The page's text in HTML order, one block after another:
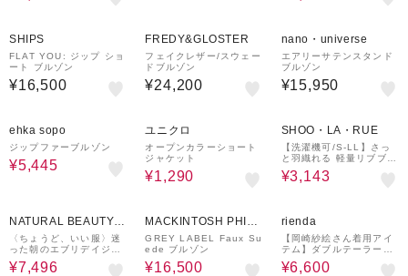
SHIPS
FLAT YOU: ジップ ショ
ート ブルゾン
¥16,500
FREDY&GLOSTER
フェイクレザー/スウェー
ドブルゾン
¥24,200
nano・universe
エアリーサテンスタンド
ブルゾン
¥15,950
ehka sopo
ジップファーブルゾン
¥5,445
ユニクロ
オープンカラーショート
ジャケット
¥1,290
SHOO・LA・RUE
【洗濯機可/S-LL】さっ
と羽織れる 軽量リブブル
ゾン
¥3,143
NATURAL BEAUTY B
ASIC
〈ちょうど、いい服〉迷
った朝のエブリデイジャ
ケット
¥7,496
MACKINTOSH PHILO
SOPHY
GREY LABEL Faux Su
ede ブルゾン
¥16,500
rienda
【岡崎紗絵さん着用アイ
テム】ダブルテーラード
ショートジャケット
¥6,600